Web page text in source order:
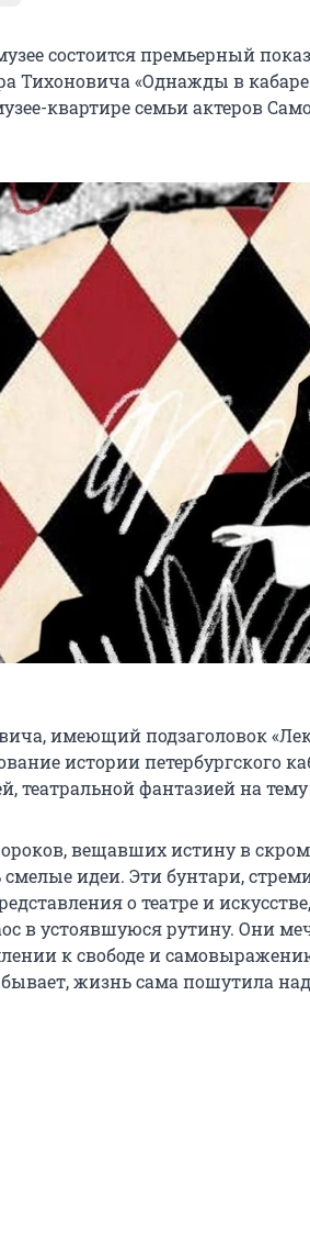
состоится премьерный
Тихоновича «Однажды в
квартире семьи актеров
имеющий подзаголовок
истории петербургского
театральной фантазией на
вещавших истину в
идеи. Эти бунтари,
о театре и
в устоявшуюся рутину. Они
к свободе и
бывает, жизнь сама пошутила